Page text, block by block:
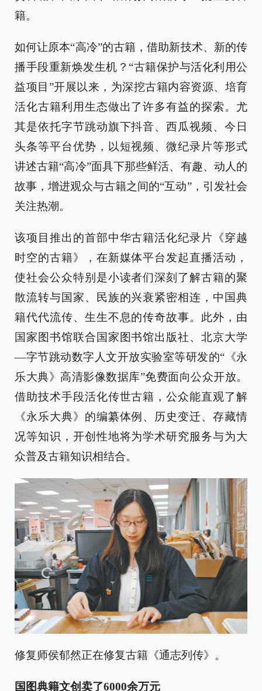
籍。
如何让原本“高冷”的古籍，借助新技术、新的传
播手段重新焕发生机？“古籍保护与活化利用公
益项目”开展以来，为深挖古籍内容资源、培育
活化古籍利用生态做出了许多有益的探索。尤
其是依托字节跳动旗下抖音、西瓜视频、今日
头条等平台优势，以短视频、微纪录片等形式
讲述古籍“高冷”面具下那些鲜活、有趣、动人的
故事，增进观众与古籍之间的“互动”，引发社会
关注热潮。
该项目推出的首部中华古籍活化纪录片《穿越
时空的古籍》，在新媒体平台发起直播活动，
使社会公众特别是小读者们深刻了解古籍的聚
散流转与国家、民族的兴衰紧密相连，中国典
籍代代流传、生生不息的传奇故事。此外，由
国家图书馆联合国家图书馆出版社、北京大学
—字节跳动数字人文开放实验室等研发的“《永
乐大典》高清影像数据库”免费面向公众开放。
借助技术手段活化传世古籍，公众能直观了解
《永乐大典》的编纂体例、历史变迁、存藏情
况等知识，开创性地将为学术研究服务与为大
众普及古籍知识相结合。
修复师侯郁然正在修复古籍《通志列传》。
国图典籍文创卖了6000余万元